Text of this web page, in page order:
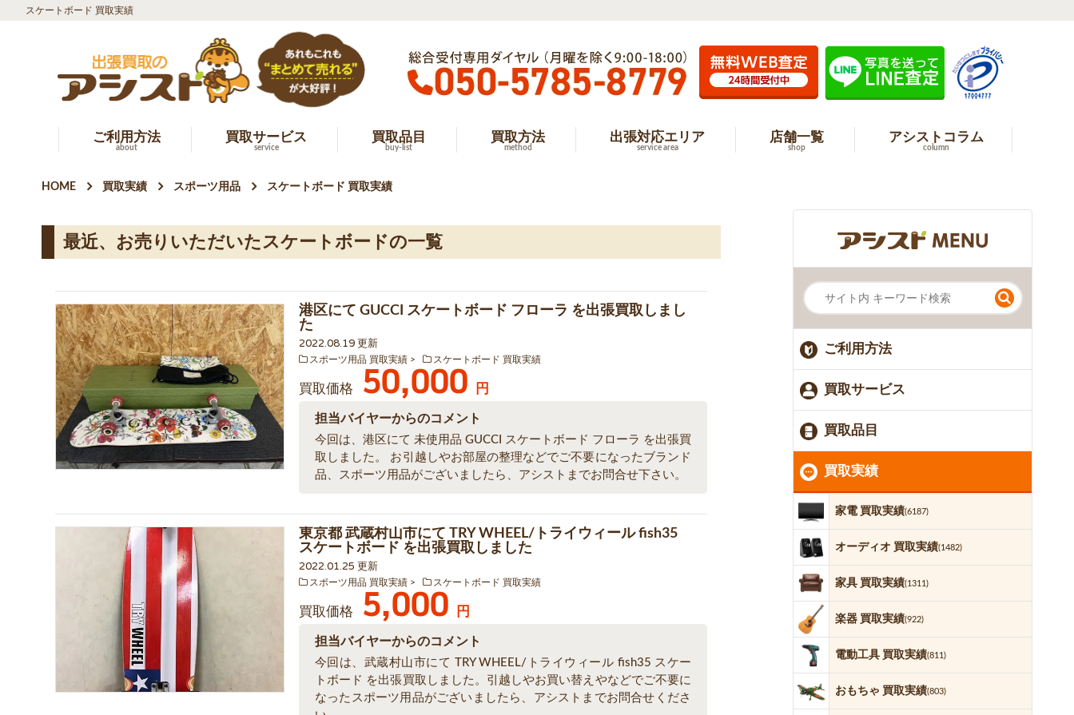
スケートボード 買取実績
ご利用方法
about
買取サービス
service
買取品目
buy-list
買取方法
method
出張対応エリア
service area
店舗一覧
shop
アシストコラム
column
HOME 買取実績 スポーツ用品 スケートボード 買取実績
最近、お売りいただいたスケートボードの一覧
港区にて GUCCI スケートボード フローラ を出張買取しまし
た
2022.08.19 更新
スポーツ用品 買取実績 スケートボード 買取実績
買取価格 50,000 円
担当バイヤーからのコメント
今回は、港区にて 未使用品 GUCCI スケートボード フローラ を出張買
取しました。 お引越しやお部屋の整理などでご不要になったブランド
品、スポーツ用品がございましたら、アシストまでお問合せ下さい。
東京都 武蔵村山市にて TRY WHEEL/トライウィール fish35
スケートボード を出張買取しました
2022.01.25 更新
スポーツ用品 買取実績 スケートボード 買取実績
買取価格 5,000 円
担当バイヤーからのコメント
今回は、武蔵村山市にて TRY WHEEL/トライウィール fish35 スケー
トボード を出張買取しました。引越しやお買い替えやなどでご不要に
なったスポーツ用品がございましたら、アシストまでお問合せくださ
ご利用方法
買取サービス
買取品目
買取実績
家電 買取実績(6187)
オーディオ 買取実績(1482)
家具 買取実績(1311)
楽器 買取実績(922)
電動工具 買取実績(811)
おもちゃ 買取実績(803)